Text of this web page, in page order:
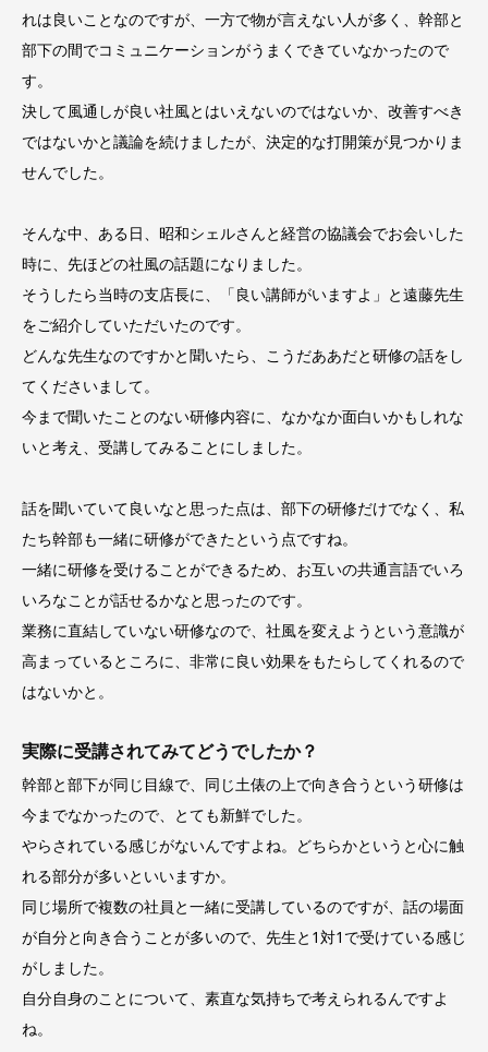
れは良いことなのですが、一方で物が言えない人が多く、幹部と
部下の間でコミュニケーションがうまくできていなかったので
す。
決して風通しが良い社風とはいえないのではないか、改善すべき
ではないかと議論を続けましたが、決定的な打開策が見つかりま
せんでした。
そんな中、ある日、昭和シェルさんと経営の協議会でお会いした
時に、先ほどの社風の話題になりました。
そうしたら当時の支店長に、「良い講師がいますよ」と遠藤先生
をご紹介していただいたのです。
どんな先生なのですかと聞いたら、こうだああだと研修の話をし
てくださいまして。
今まで聞いたことのない研修内容に、なかなか面白いかもしれな
いと考え、受講してみることにしました。
話を聞いていて良いなと思った点は、部下の研修だけでなく、私
たち幹部も一緒に研修ができたという点ですね。
一緒に研修を受けることができるため、お互いの共通言語でいろ
いろなことが話せるかなと思ったのです。
業務に直結していない研修なので、社風を変えようという意識が
高まっているところに、非常に良い効果をもたらしてくれるので
はないかと。
実際に受講されてみてどうでしたか？
幹部と部下が同じ目線で、同じ土俵の上で向き合うという研修は
今までなかったので、とても新鮮でした。
やらされている感じがないんですよね。どちらかというと心に触
れる部分が多いといいますか。
同じ場所で複数の社員と一緒に受講しているのですが、話の場面
が自分と向き合うことが多いので、先生と1対1で受けている感じ
がしました。
自分自身のことについて、素直な気持ちで考えられるんですよ
ね。